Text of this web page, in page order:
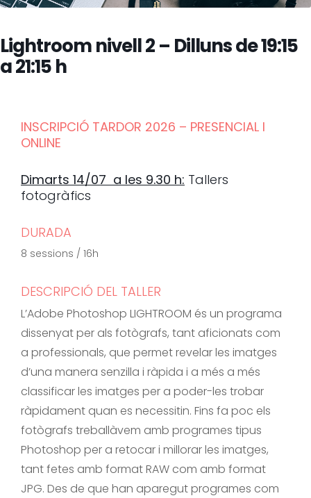
Lightroom nivell 2 – Dilluns de 19:15
a 21:15 h
INSCRIPCIÓ TARDOR 2026 – PRESENCIAL I
ONLINE
Dimarts 14/07 a les 9.30 h: Tallers
fotogràfics
DURADA
8 sessions / 16h
DESCRIPCIÓ DEL TALLER
L’Adobe Photoshop LIGHTROOM és un programa
dissenyat per als fotògrafs, tant aficionats com
a professionals, que permet revelar les imatges
d’una manera senzilla i ràpida i a més a més
classificar les imatges per a poder-les trobar
ràpidament quan es necessitin. Fins fa poc els
fotògrafs treballàvem amb programes tipus
Photoshop per a retocar i millorar les imatges,
tant fetes amb format RAW com amb format
JPG. Des de que han aparegut programes com